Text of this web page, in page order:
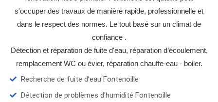
s'occuper des travaux de manière rapide, professionnelle et
dans le respect des normes. Le tout basé sur un climat de
confiance .
Détection et réparation de fuite d'eau, réparation d’écoulement,
remplacement WC ou évier, réparation chauffe-eau - boiler.
Recherche de fuite d’eau Fontenoille
Détection de problèmes d'humidité Fontenoille